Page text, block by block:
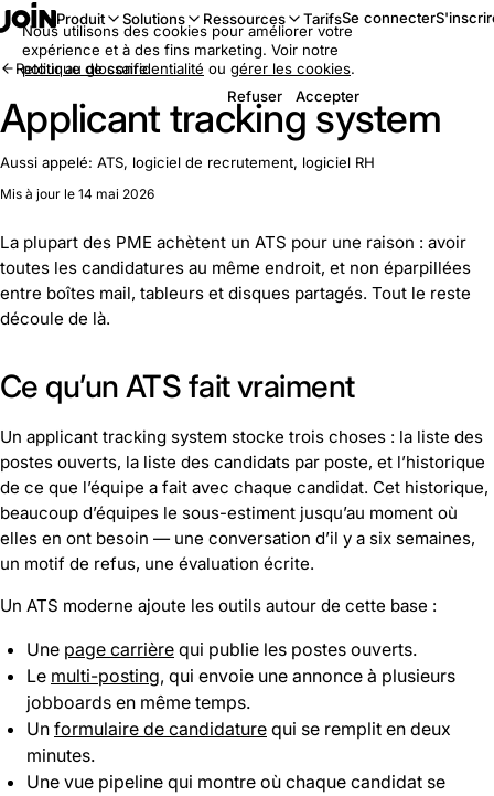
Produit Solutions Ressources TarifsSe connecter
Retour au glossaire
Applicant tracking system
Aussi appelé: ATS, logiciel de recrutement, logiciel RH
Mis à jour le 14 mai 2026
La plupart des PME achètent un ATS pour une raison : avoir
toutes les candidatures au même endroit, et non éparpillées
entre boîtes mail, tableurs et disques partagés. Tout le reste
découle de là.
Ce qu’un ATS fait vraiment
Un applicant tracking system stocke trois choses : la liste des
postes ouverts, la liste des candidats par poste, et l’historique
de ce que l’équipe a fait avec chaque candidat. Cet historique,
beaucoup d’équipes le sous-estiment jusqu’au moment où
elles en ont besoin — une conversation d’il y a six semaines,
un motif de refus, une évaluation écrite.
Un ATS moderne ajoute les outils autour de cette base :
Une page carrière qui publie les postes ouverts.
Le multi-posting, qui envoie une annonce à plusieurs
jobboards en même temps.
Un formulaire de candidature qui se remplit en deux
minutes.
Une vue pipeline qui montre où chaque candidat se
Nous utilisons des cookies pour améliorer votre
expérience et à des fins marketing. Voir notre
politique de confidentialité ou gérer les cookies.
Refuser
Accepter